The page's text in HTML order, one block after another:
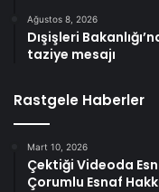
Ağustos 8, 2026
Dışişleri
taziye mesajı
Rastgele Haberler
Mart 10, 2026
Çektiği Videoda
Çorumlu Esnaf